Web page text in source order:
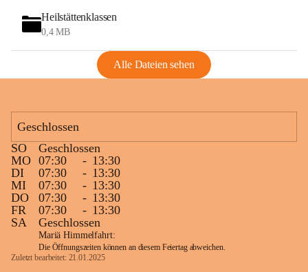
Heilstättenklassen
0,4 MB
Alle Dateien sehen
Geschlossen
SO
Geschlossen
MO 07:30 - 13:30
DI
07:30 - 13:30
MI
07:30 - 13:30
DO
07:30 - 13:30
FR
07:30 - 13:30
SA
Geschlossen
Mariä Himmelfahrt:
Die Öffnungszeiten können an diesem Feiertag abweichen.
Zuletzt bearbeitet: 21.01.2025